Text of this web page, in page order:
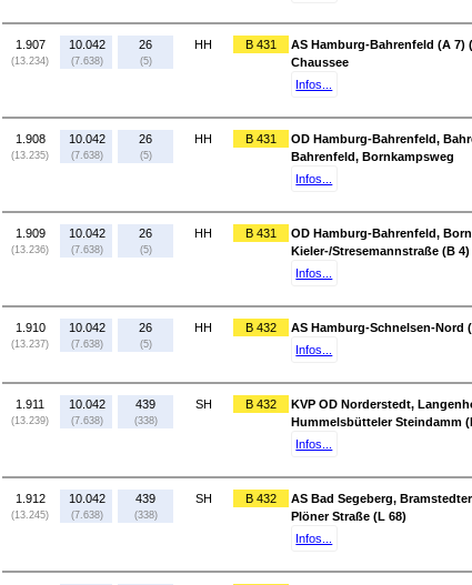
1.907
(13.234)
10.042
(7.638)
26
(5)
HH B 431
AS Hamburg-Bahrenfeld (A 7)
Chaussee
Infos...
1.908
(13.235)
10.042
(7.638)
26
(5)
HH B 431
OD Hamburg-Bahrenfeld,
Bahrenfeld, Bornkampsweg
Infos...
1.909
(13.236)
10.042
(7.638)
26
(5)
HH B 431
OD Hamburg-Bahrenfeld,
Kieler-/Stresemannstraße (B 4)
Infos...
1.910
(13.237)
10.042
(7.638)
26
(5)
HH B 432
AS Hamburg-Schnelsen-Nord
Infos...
1.911
(13.239)
10.042
(7.638)
439
(338)
SH B 432
KVP OD Norderstedt,
Hummelsbütteler Steindamm
Infos...
1.912
(13.245)
10.042
(7.638)
439
(338)
SH B 432
AS Bad Segeberg,
Plöner Straße (L 68)
Infos...